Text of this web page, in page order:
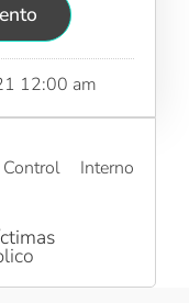
12:00 am
Interno